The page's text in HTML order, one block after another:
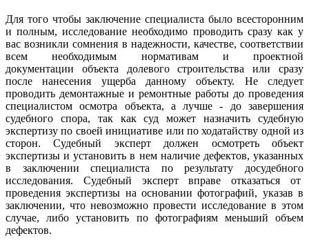
Для того чтобы заключение специалиста было всесторонним
и полным, исследование необходимо проводить сразу как у
вас возникли сомнения в надежности, качестве, соответствии
всем необходимым нормативам и проектной
документации объекта долевого строительства или сразу
после нанесения ущерба данному объекту. Не следует
проводить демонтажные и ремонтные работы до проведения
специалистом осмотра объекта, а лучше - до завершения
судебного спора, так как суд может назначить судебную
экспертизу по своей инициативе или по ходатайству одной из
сторон. Судебный эксперт должен осмотреть объект
экспертизы и установить в нем наличие дефектов, указанных
в заключении специалиста по результату досудебного
исследования. Судебный эксперт вправе отказаться от
проведения экспертизы на основании фотографий, указав в
заключении, что невозможно провести исследование в этом
случае, либо установить по фотографиям меньший объем
дефектов.